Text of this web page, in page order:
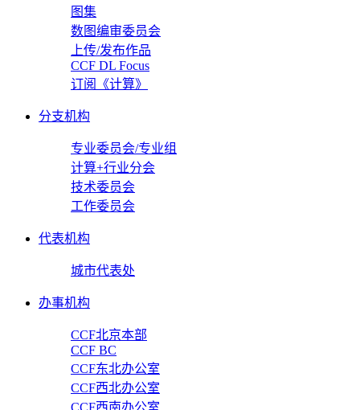
图集
数图编审委员会
上传/发布作品
CCF DL Focus
订阅《计算》
分支机构
专业委员会/专业组
计算+行业分会
技术委员会
工作委员会
代表机构
城市代表处
办事机构
CCF北京本部
CCF BC
CCF东北办公室
CCF西北办公室
CCF西南办公室